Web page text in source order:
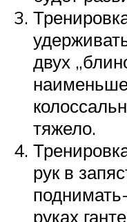
двух
тяжело.
рук в
руках